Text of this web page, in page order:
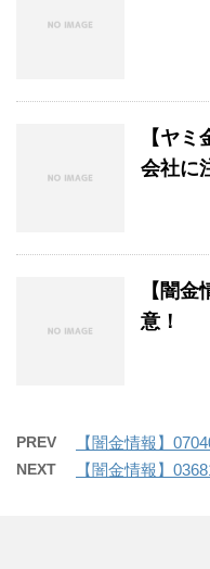
【ヤ
会社に
【闇
意！
PREV 【闇金情報】
NEXT 【闇金情報】